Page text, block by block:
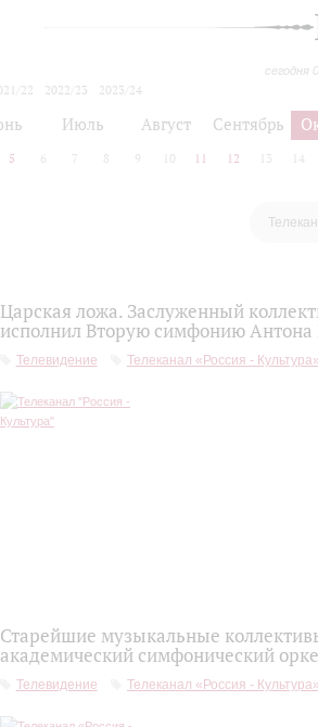
сегодня
22 2022/23
2023/24
Июль Август Сентябрь
5 6 7 8 9 10 11 12 13 14
Царская ложа. Заслуженный
исполнил Вторую симфонию Антона
Телевидение Телеканал «Россия -
Старейшие музыкальные
академический симфонический
Телевидение Телеканал «Россия -